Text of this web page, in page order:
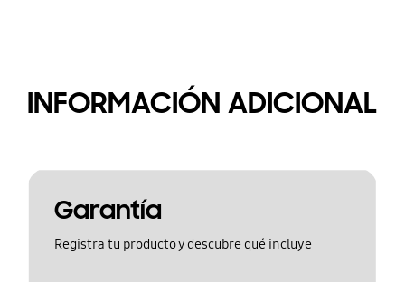
INFORMACIÓN ADICIONAL
Garantía
Registra tu producto y descubre qué incluye